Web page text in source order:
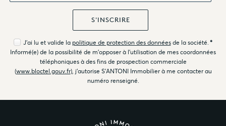
J'ai lu et valide la politique de protection des donnéesde la société. *
Informé(e) de la possibilité de m'opposer à l'utilisation de mes coordonnées
téléphoniques à des fins de prospection commerciale
(www.bloctel.gouv.fr), j'autorise S'ANTONI Immobilier à me contacter au
numéro renseigné.